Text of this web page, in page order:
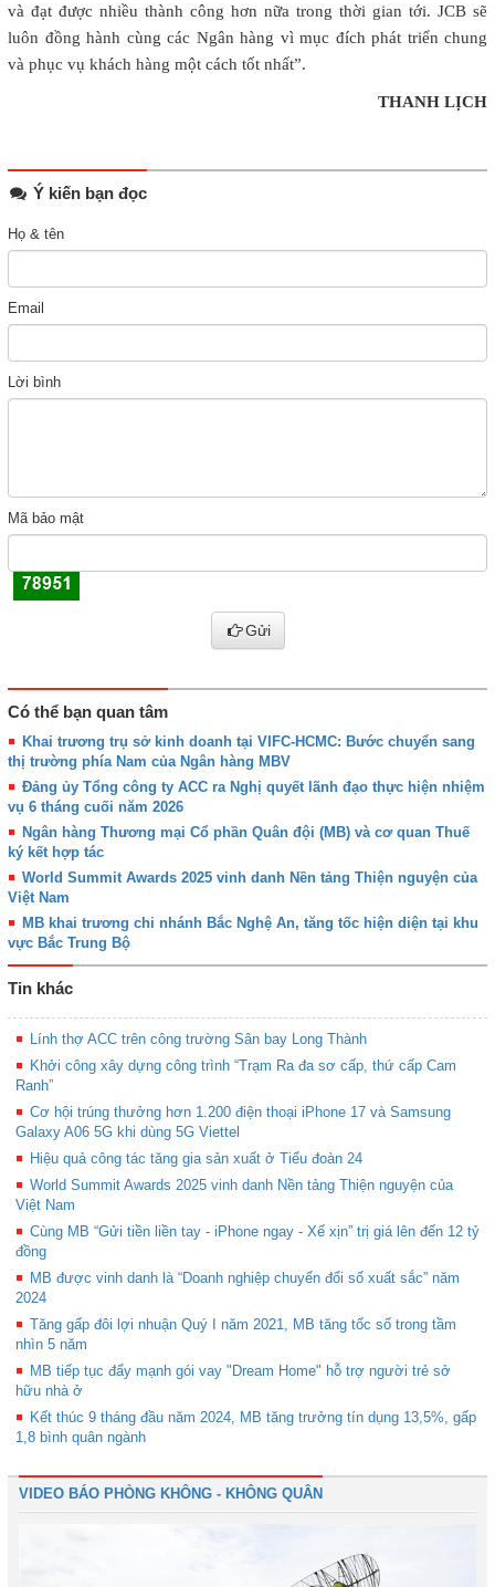
và đạt được nhiều thành công hơn nữa trong thời gian tới. JCB sẽ
luôn đồng hành cùng các Ngân hàng vì mục đích phát triển chung
và phục vụ khách hàng một cách tốt nhất”.
THANH LỊCH
Ý kiến bạn đọc
Họ & tên
Email
Lời bình
Mã bảo mật
Gửi
Có thể bạn quan tâm
Khai trương trụ sở kinh doanh tại VIFC-HCMC: Bước chuyển sang
thị trường phía Nam của Ngân hàng MBV
Đảng ủy Tổng công ty ACC ra Nghị quyết lãnh đạo thực hiện nhiệm
vụ 6 tháng cuối năm 2026
Ngân hàng Thương mại Cổ phần Quân đội (MB) và cơ quan Thuế
ký kết hợp tác
World Summit Awards 2025 vinh danh Nền tảng Thiện nguyện của
Việt Nam
MB khai trương chi nhánh Bắc Nghệ An, tăng tốc hiện diện tại khu
vực Bắc Trung Bộ
Tin khác
Lính thợ ACC trên công trường Sân bay Long Thành
Khởi công xây dựng công trình “Trạm Ra đa sơ cấp, thứ cấp Cam
Ranh”
Cơ hội trúng thưởng hơn 1.200 điện thoại iPhone 17 và Samsung
Galaxy A06 5G khi dùng 5G Viettel
Hiệu quả công tác tăng gia sản xuất ở Tiểu đoàn 24
World Summit Awards 2025 vinh danh Nền tảng Thiện nguyện của
Việt Nam
Cùng MB “Gửi tiền liền tay - iPhone ngay - Xế xịn” trị giá lên đến 12 tỷ
đồng
MB được vinh danh là “Doanh nghiệp chuyển đổi số xuất sắc” năm
2024
Tăng gấp đôi lợi nhuận Quý I năm 2021, MB tăng tốc số trong tầm
nhìn 5 năm
MB tiếp tục đẩy mạnh gói vay "Dream Home" hỗ trợ người trẻ sở
hữu nhà ở
Kết thúc 9 tháng đầu năm 2024, MB tăng trưởng tín dụng 13,5%, gấp
1,8 bình quân ngành
VIDEO BÁO PHÒNG KHÔNG - KHÔNG QUÂN